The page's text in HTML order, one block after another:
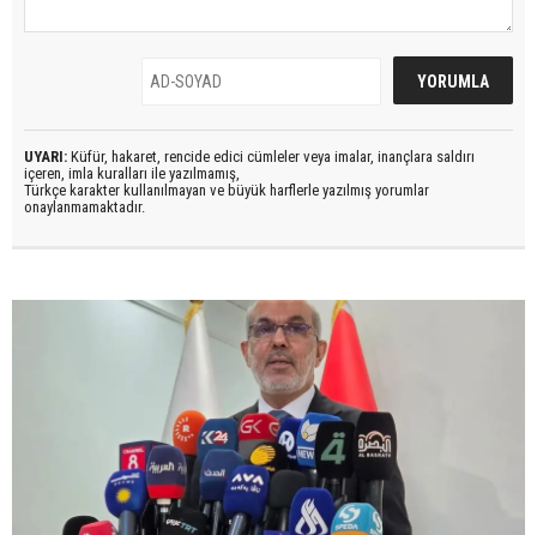
UYARI: Küfür, hakaret, rencide edici cümleler veya imalar, inançlara saldırı
içeren, imla kuralları ile yazılmamış,
Türkçe karakter kullanılmayan ve büyük harflerle yazılmış yorumlar
onaylanmamaktadır.